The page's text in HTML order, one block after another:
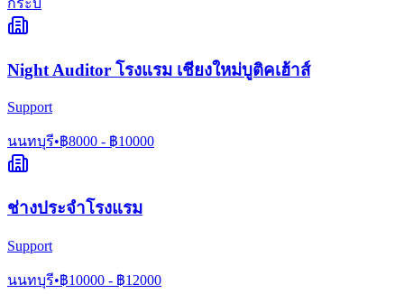
Night Auditor โรงแรม เชียงใหม่บูติคเฮ้าส์
Support
นนทบุรี•฿8000 - ฿10000
ช่างประจำโรงแรม
Support
นนทบุรี•฿10000 - ฿12000